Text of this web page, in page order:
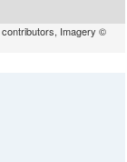
contributors, Imagery ©